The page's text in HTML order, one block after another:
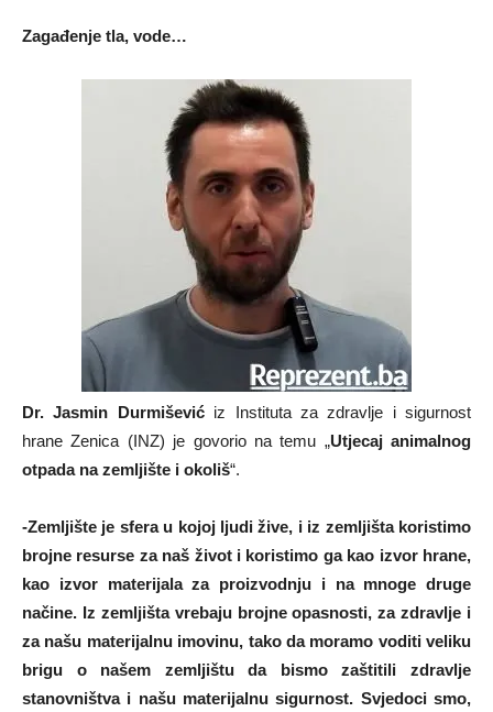
Zagađenje tla, vode…
Dr. Jasmin Durmišević iz Instituta za zdravlje i sigurnost
hrane Zenica (INZ) je govorio na temu „Utjecaj animalnog
otpada na zemljište i okoliš“.
-Zemljište je sfera u kojoj ljudi žive, i iz zemljišta koristimo
brojne resurse za naš život i koristimo ga kao izvor hrane,
kao izvor materijala za proizvodnju i na mnoge druge
načine. Iz zemljišta vrebaju brojne opasnosti, za zdravlje i
za našu materijalnu imovinu, tako da moramo voditi veliku
brigu o našem zemljištu da bismo zaštitili zdravlje
stanovništva i našu materijalnu sigurnost. Svjedoci smo,